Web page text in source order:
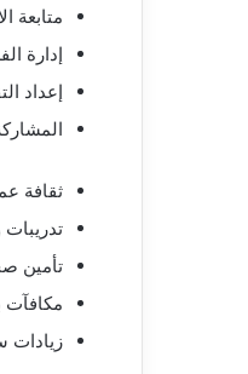
متابعة
إدارة
إعداد
ثقافة
تأمين
مكافآت
زيادات